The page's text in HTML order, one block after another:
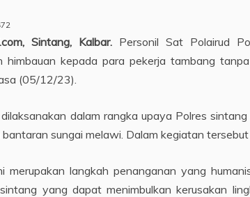
Sintang, Kalbar. Personil Sat Polairud
himbauan kepada para pekerja tambang
(05/12/23).
dalam rangka upaya Polres
sungai melawi. Dalam kegiatan
merupakan langkah penanganan yang
yang dapat menimbulkan kerusakan